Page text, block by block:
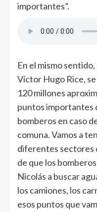
importantes”.
En el mismo
Víctor Hugo Rice,
120 millones
puntos importantes
bomberos en caso
comuna. Vamos a
diferentes sectores
de que los
Nicolás a buscar
los camiones, los
esos puntos que